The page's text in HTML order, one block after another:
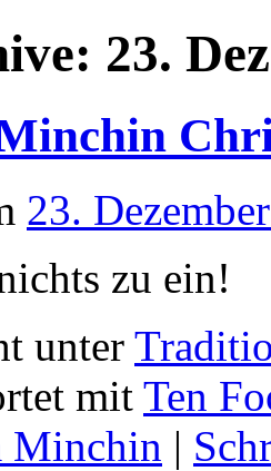
23.
23.
zu ein!
unter
mit Ten
Minchin |